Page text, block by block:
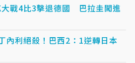
大戰4比3擊退德國 巴拉圭闖進
內利絕殺！巴西2：1逆轉日本